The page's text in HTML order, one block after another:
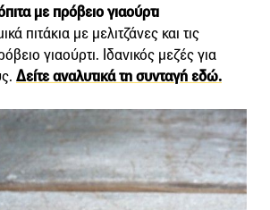
με πρόβειο γιαούρτι
πιτάκια με μελιτζάνες και τις
γιαούρτι. Ιδανικός μεζές για
Δείτε αναλυτικά τη συνταγή εδώ.